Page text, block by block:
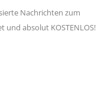
Nachrichten zum
und absolut KOSTENLOS!